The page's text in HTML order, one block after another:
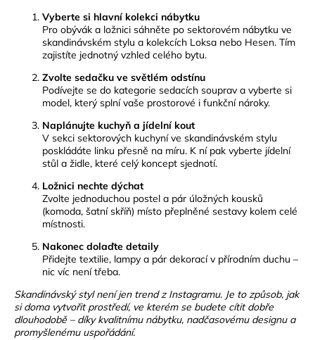
Vyberte si hlavní kolekci nábytku
Pro obývák a ložnici sáhněte po sektorovém nábytku ve
skandinávském stylu a kolekcích Loksa nebo Hesen. Tím
zajistíte jednotný vzhled celého bytu.
Zvolte sedačku ve světlém odstínu
Podívejte se do kategorie sedacích souprav a vyberte si
model, který splní vaše prostorové i funkční nároky.
Naplánujte kuchyň a jídelní kout
V sekci sektorových kuchyní ve skandinávském stylu
poskládáte linku přesně na míru. K ní pak vyberte jídelní
stůl a židle, které celý koncept sjednotí.
Ložnici nechte dýchat
Zvolte jednoduchou postel a pár úložných kousků
(komoda, šatní skříň) místo přeplněné sestavy kolem celé
místnosti.
Nakonec dolaďte detaily
Přidejte textilie, lampy a pár dekorací v přírodním duchu –
nic víc není třeba.
Skandinávský styl není jen trend z Instagramu. Je to způsob, jak
si doma vytvořit prostředí, ve kterém se budete cítit dobře
dlouhodobě – díky kvalitnímu nábytku, nadčasovému designu a
promyšlenému uspořádání.